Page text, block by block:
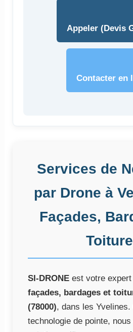
Appeler (Devis
Contacter en
Services de
par Drone à
Façades,
SI-DRONEest votre expert
façades, bardages et
(78000), dans les
technologie de pointe,